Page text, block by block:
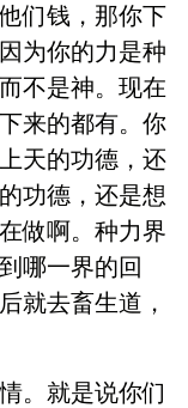
们钱，那你下
为你的力是种
不是神。现在
来的都有。你
天的功德，还
功德，还是想
做啊。种力界
哪一界的回
就去畜生道，
。就是说你们